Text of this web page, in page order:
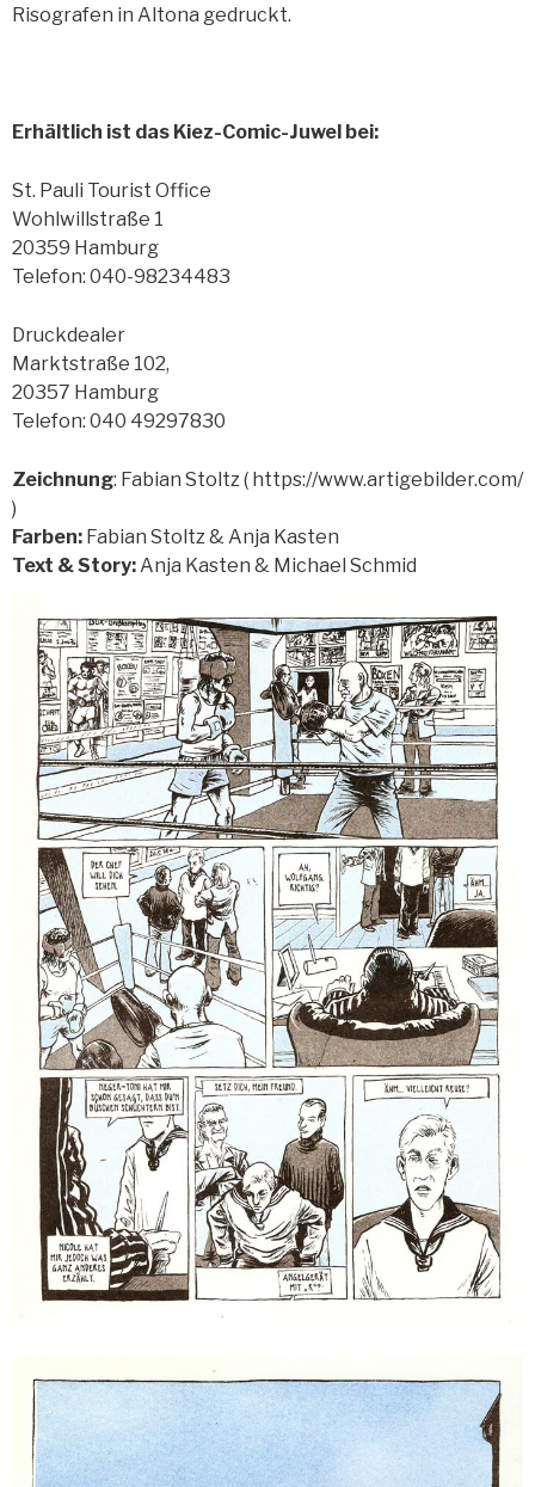
Risografen in Altona gedruckt.
Erhältlich ist das Kiez-Comic-Juwel bei:
St. Pauli Tourist Office
Wohlwillstraße 1
20359 Hamburg
Telefon: 040-98234483
Druckdealer
Marktstraße 102,
20357 Hamburg
Telefon: 040 49297830
Zeichnung: Fabian Stoltz ( https://www.artigebilder.com/
)
Farben: Fabian Stoltz & Anja Kasten
Text & Story:Anja Kasten & Michael Schmid